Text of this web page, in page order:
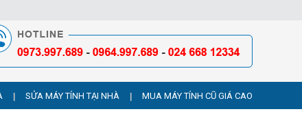
SỬA MÁY TÍNH TẠI NHÀ MUA MÁY TÍNH CŨ GIÁ CAO